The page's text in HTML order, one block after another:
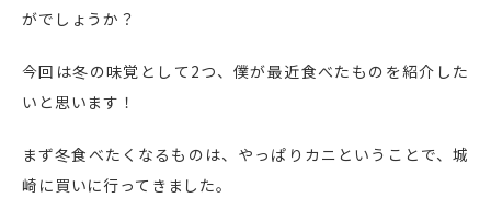
がでしょうか？
今回は冬の味覚として2つ、僕が最近食べたものを紹介した
いと思います！
まず冬食べたくなるものは、やっぱりカニということで、城
崎に買いに行ってきました。